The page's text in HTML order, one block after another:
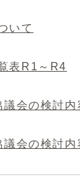
いて
表R1～R4
会の検討
会の検討内